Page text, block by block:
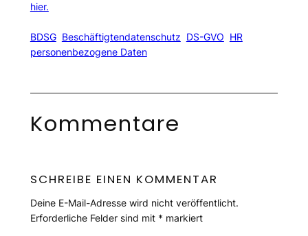
hier.
BDSG Beschäftigtendatenschutz DS-GVO HR
personenbezogene Daten
Kommentare
SCHREIBE EINEN KOMMENTAR
Deine E-Mail-Adresse wird nicht veröffentlicht.
Erforderliche Felder sind mit * markiert